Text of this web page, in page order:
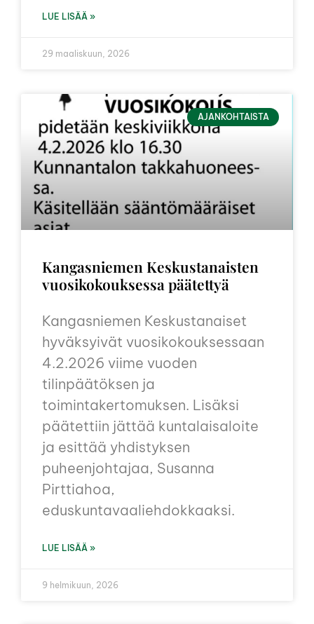
LUE LISÄÄ »
29 maaliskuun, 2026
AJANKOHTAISTA
Kangasniemen Keskustanaisten
vuosikokouksessa päätettyä
Kangasniemen Keskustanaiset
hyväksyivät vuosikokouksessaan
4.2.2026 viime vuoden
tilinpäätöksen ja
toimintakertomuksen. Lisäksi
päätettiin jättää kuntalaisaloite
ja esittää yhdistyksen
puheenjohtajaa, Susanna
Pirttiahoa,
eduskuntavaaliehdokkaaksi.
LUE LISÄÄ »
9 helmikuun, 2026